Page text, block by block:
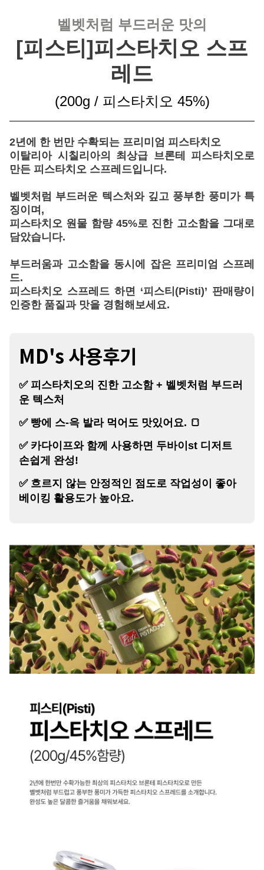
벨벳처럼 부드러운 맛의
[피스티]피스타치오 스프
레드
(200g / 피스타치오 45%)
2년에 한 번만 수확되는 프리미엄 피스타치오
이탈리아 시칠리아의 최상급 브론테 피스타치오로
만든 피스타치오 스프레드입니다.
벨벳처럼 부드러운 텍스처와 깊고 풍부한 풍미가 특
징이며,
피스타치오 원물 함량 45%로 진한 고소함을 그대로
담았습니다.
부드러움과 고소함을 동시에 잡은 프리미엄 스프레
드.
피스타치오 스프레드 하면 ‘피스티(Pisti)’ 판매량이
인증한 품질과 맛을 경험해보세요.
MD's 사용후기
✅ 피스타치오의 진한 고소함 + 벨벳처럼 부드러
운 텍스처
✅ 빵에 스-윽 발라 먹어도 맛있어요. 🍞
✅ 카다이프와 함께 사용하면 두바이st 디저트
손쉽게 완성!
✅ 흐르지 않는 안정적인 점도로 작업성이 좋아
베이킹 활용도가 높아요.